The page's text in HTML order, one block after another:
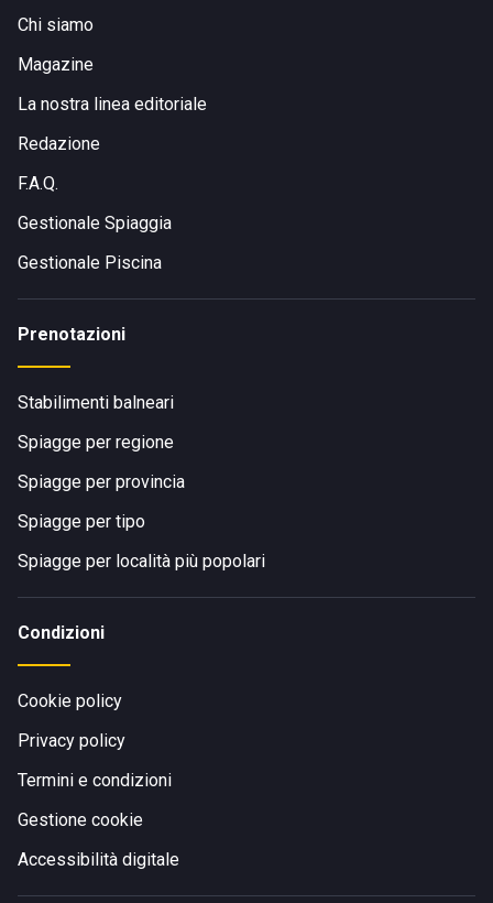
Chi siamo
Magazine
La nostra linea editoriale
Redazione
F.A.Q.
Gestionale Spiaggia
Gestionale Piscina
Prenotazioni
Stabilimenti balneari
Spiagge per regione
Spiagge per provincia
Spiagge per tipo
Spiagge per località più popolari
Condizioni
Cookie policy
Privacy policy
Termini e condizioni
Gestione cookie
Accessibilità digitale